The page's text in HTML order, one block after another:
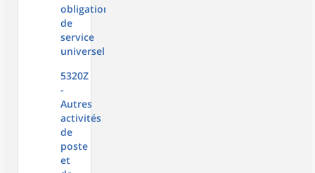
obligation
de
service
universel
5320Z
-
Autres
activités
de
poste
et